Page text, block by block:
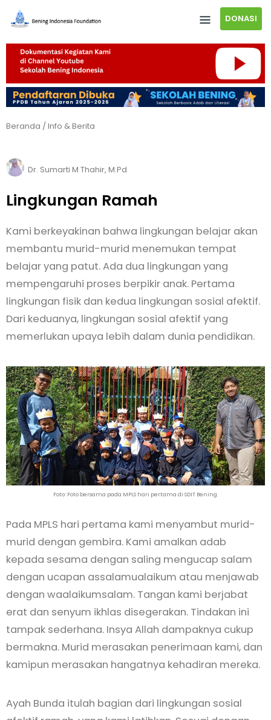
DONASI
Beranda /Info & Berita
Dr. Sumarti M Thahir, M.Pd
Lingkungan Ramah
Kami berkeyakinan bahwa lingkungan belajar akan
membantu murid-murid menemukan tempat
belajar yang patut. Ada dua lingkungan yang
mempengaruhi proses berpikir anak. Pertama
lingkungan fisik dan kedua lingkungan sosial afektif.
Dari keduanya, lingkungan sosial afektif yang
memerlukan upaya lebih dalam dunia pendidikan.
Foto: Foto bersama pada MPLS hari pertama di SDIT Bening.
Pada MPLS hari pertama kami menyambut murid-
murid dengan gembira. Kami amalkan adab
kepada sesama dengan saling mengucap salam
dengan ucapan assalamualaikum atau menjawab
dengan waalaikumsalam. Tangan kami berjabat
erat dan senyum ikhlas disegerakan. Tindakan ini
tampak sederhana. Insya Allah dampaknya cukup
bermakna. Murid merasakan penerimaan kami, dan
kamipun merasakan hangatnya kehadiran mereka.
Ayah Bunda itulah bagian dari lingkungan sosial